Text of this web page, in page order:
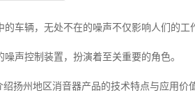
车辆，无处不在的噪声不仅影响人们的
声控制装置，扮演着至关重要的角色。
扬州地区消音器产品的技术特点与应用价